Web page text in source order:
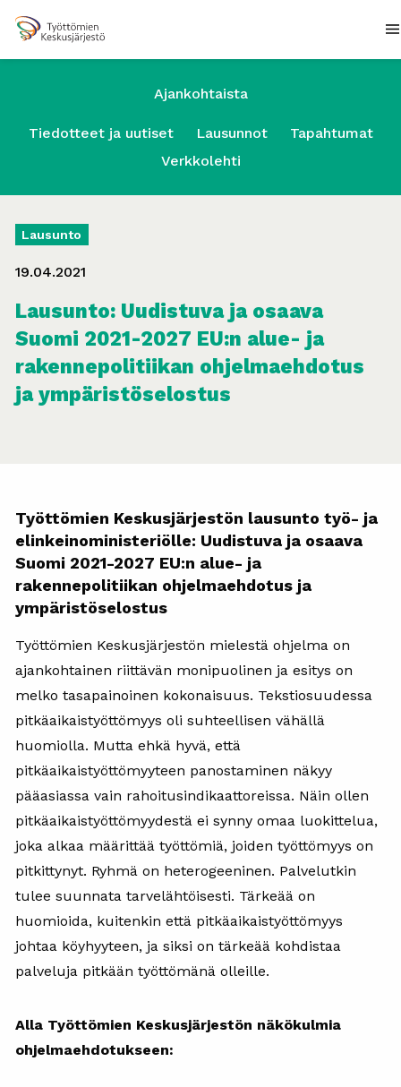
Ajankohtaista
Tiedotteet ja uutiset Lausunnot
Tapahtumat
Verkkolehti
Lausunto
19.04.2021
Lausunto: Uudistuva ja osaava
Suomi 2021-2027 EU:n alue- ja
rakennepolitiikan ohjelmaehdotus
ja ympäristöselostus
Työttömien Keskusjärjestön lausunto työ- ja
elinkeinoministeriölle: Uudistuva ja osaava
Suomi 2021-2027 EU:n alue- ja
rakennepolitiikan ohjelmaehdotus ja
ympäristöselostus
Työttömien Keskusjärjestön mielestä ohjelma on
ajankohtainen riittävän monipuolinen ja esitys on
melko tasapainoinen kokonaisuus. Tekstiosuudessa
pitkäaikaistyöttömyys oli suhteellisen vähällä
huomiolla. Mutta ehkä hyvä, että
pitkäaikaistyöttömyyteen panostaminen näkyy
pääasiassa vain rahoitusindikaattoreissa. Näin ollen
pitkäaikaistyöttömyydestä ei synny omaa luokittelua,
joka alkaa määrittää työttömiä, joiden työttömyys on
pitkittynyt. Ryhmä on heterogeeninen. Palvelutkin
tulee suunnata tarvelähtöisesti. Tärkeää on
huomioida, kuitenkin että pitkäaikaistyöttömyys
johtaa köyhyyteen, ja siksi on tärkeää kohdistaa
palveluja pitkään työttömänä olleille.
Alla Työttömien Keskusjärjestön näkökulmia
ohjelmaehdotukseen: